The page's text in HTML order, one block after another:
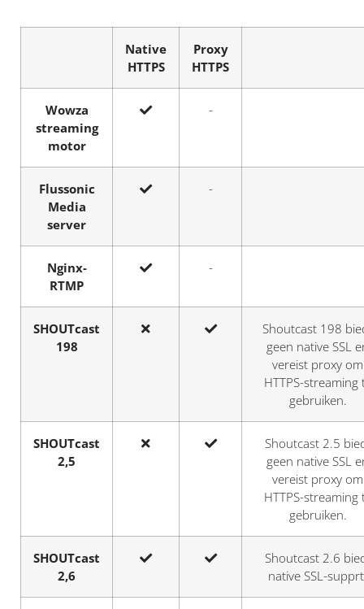
Native
HTTPS
Proxy
HTTPS
Wowza
streaming
motor
-
Flussonic
Media
server
-
Nginx-
RTMP
-
SHOUTcast
198
Shoutcast 198
geen native SSL
vereist proxy om
HTTPS-streaming
gebruiken.
SHOUTcast
2,5
Shoutcast 2.5
geen native SSL
vereist proxy om
HTTPS-streaming
gebruiken.
SHOUTcast
2,6
Shoutcast 2.6
native SSL-